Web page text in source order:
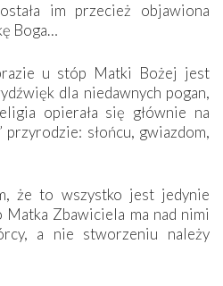
im przecież objawiona
Boga…
u stóp Matki Bożej jest
dla niedawnych pogan,
opierała się głównie na
przyrodzie: słońcu, gwiazdom,
że to wszystko jest jedynie
Matka Zbawiciela ma nad nimi
a nie stworzeniu należy